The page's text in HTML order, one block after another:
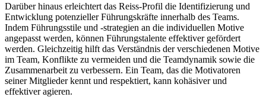
Darüber hinaus erleichtert das Reiss-Profil die Identifizierung und
Entwicklung potenzieller Führungskräfte innerhalb des Teams.
Indem Führungsstile und -strategien an die individuellen Motive
angepasst werden, können Führungstalente effektiver gefördert
werden. Gleichzeitig hilft das Verständnis der verschiedenen Motive
im Team, Konflikte zu vermeiden und die Teamdynamik sowie die
Zusammenarbeit zu verbessern. Ein Team, das die Motivatoren
seiner Mitglieder kennt und respektiert, kann kohäsiver und
effektiver agieren.